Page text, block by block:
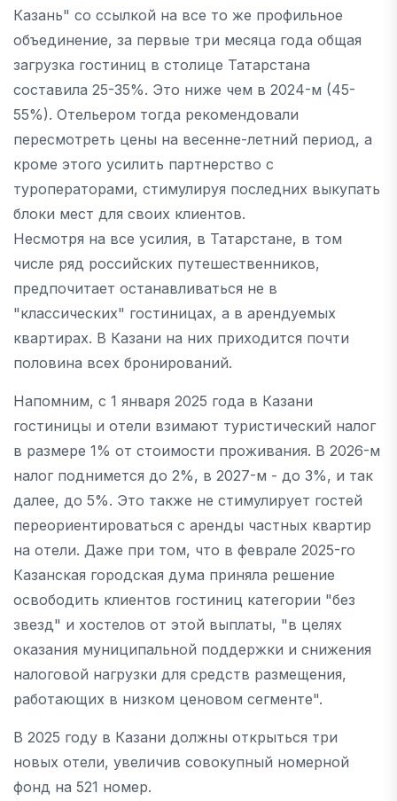
Казань" со ссылкой на все то же профильное
объединение, за первые три месяца года общая
загрузка гостиниц в столице Татарстана
составила 25-35%. Это ниже чем в 2024-м (45-
55%). Отельером тогда рекомендовали
пересмотреть цены на весенне-летний период, а
кроме этого усилить партнерство с
туроператорами, стимулируя последних выкупать
блоки мест для своих клиентов.
Несмотря на все усилия, в Татарстане, в том
числе ряд российских путешественников,
предпочитает останавливаться не в
"классических" гостиницах, а в арендуемых
квартирах. В Казани на них приходится почти
половина всех бронирований.
Напомним, с 1 января 2025 года в Казани
гостиницы и отели взимают туристический налог
в размере 1% от стоимости проживания. В 2026-м
налог поднимется до 2%, в 2027-м - до 3%, и так
далее, до 5%. Это также не стимулирует гостей
переориентироваться с аренды частных квартир
на отели. Даже при том, что в феврале 2025-го
Казанская городская дума приняла решение
освободить клиентов гостиниц категории "без
звезд" и хостелов от этой выплаты, "в целях
оказания муниципальной поддержки и снижения
налоговой нагрузки для средств размещения,
работающих в низком ценовом сегменте".
В 2025 году в Казани должны открыться три
новых отели, увеличив совокупный номерной
фонд на 521 номер.